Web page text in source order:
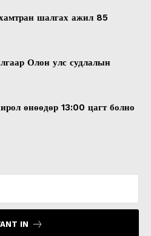
шалгах ажил 85
Олон улс судлалын
өнөөдөр 13:00 цагт болно
IN